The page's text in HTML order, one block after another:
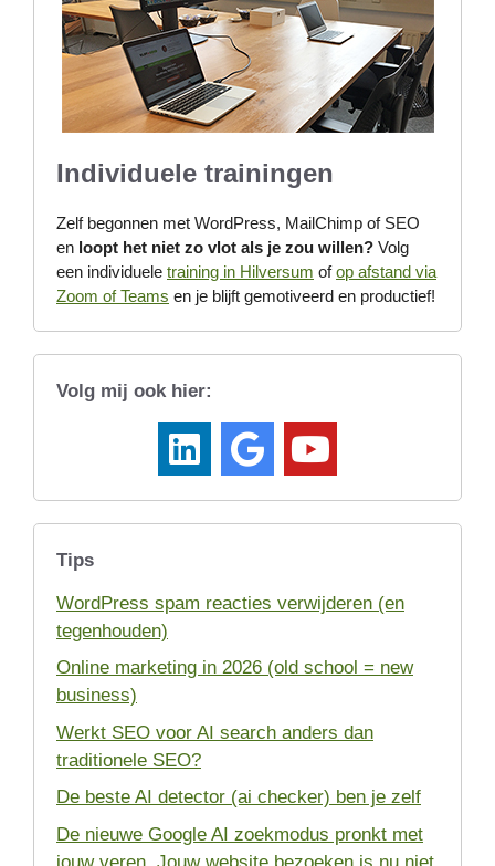
Individuele trainingen
Zelf begonnen met WordPress, MailChimp of SEO
en loopt het niet zo vlot als je zou willen? Volg
een individuele training in Hilversum ofop afstand via
Zoom of Teams en je blijft gemotiveerd en productief!
Volg mij ook hier:
Tips
WordPress spam reacties verwijderen (en
tegenhouden)
Online marketing in 2026 (old school = new
business)
Werkt SEO voor AI search anders dan
traditionele SEO?
De beste AI detector (ai checker) ben je zelf
De nieuwe Google AI zoekmodus pronkt met